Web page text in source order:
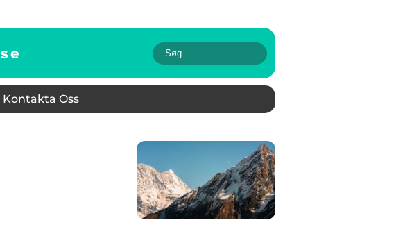
se
Kontakta Oss